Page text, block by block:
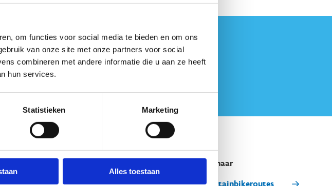
om functies voor social media te bieden en om ons
van onze site met onze partners voor social
combineren met andere informatie die u aan ze heeft
hun services.
Statistieken Marketing
Alles toestaan
Wij ondersteunen
Lokale besturen
Snel naar
Mountainbikeroutes